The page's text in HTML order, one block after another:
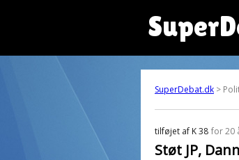
SuperDebat.dk >
tilføjet af K 38 for 20
Støt JP,